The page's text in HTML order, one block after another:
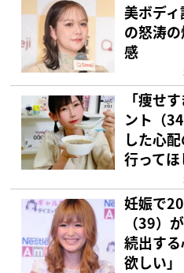
美ボデ
の怒涛
感
「痩せ
ント（
した心
行ってほ
妊娠で
（39）
続出す
欲しい」